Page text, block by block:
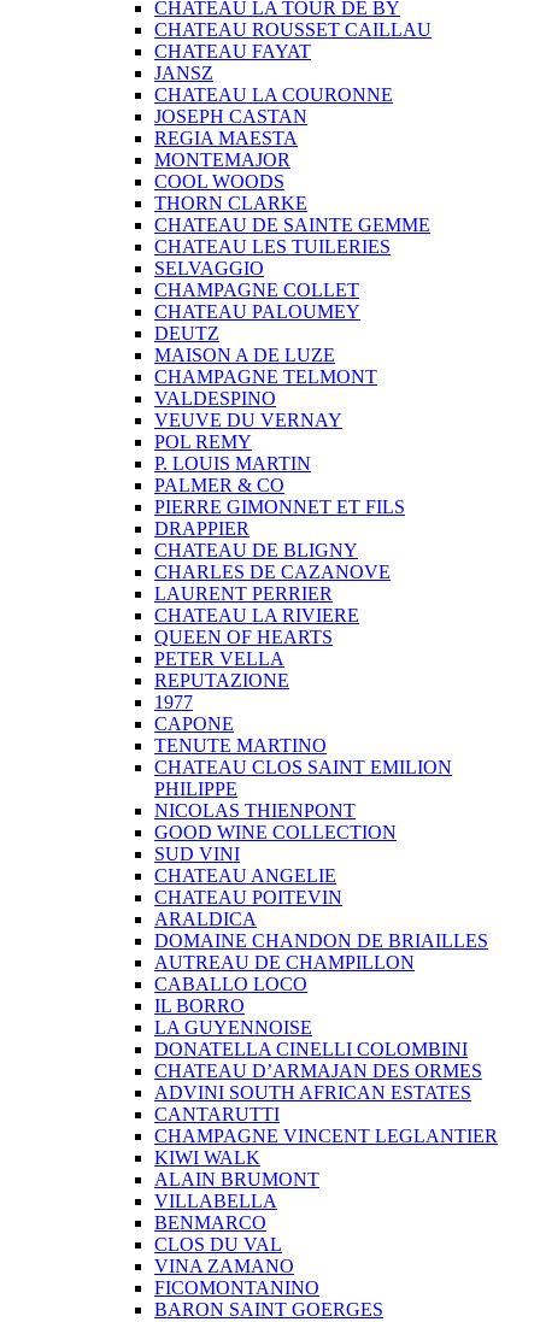
CHATEAU LA TOUR DE BY
CHATEAU ROUSSET CAILLAU
CHATEAU FAYAT
JANSZ
CHATEAU LA COURONNE
JOSEPH CASTAN
REGIA MAESTA
MONTEMAJOR
COOL WOODS
THORN CLARKE
CHATEAU DE SAINTE GEMME
CHATEAU LES TUILERIES
SELVAGGIO
CHAMPAGNE COLLET
CHATEAU PALOUMEY
DEUTZ
MAISON A DE LUZE
CHAMPAGNE TELMONT
VALDESPINO
VEUVE DU VERNAY
POL REMY
P. LOUIS MARTIN
PALMER & CO
PIERRE GIMONNET ET FILS
DRAPPIER
CHATEAU DE BLIGNY
CHARLES DE CAZANOVE
LAURENT PERRIER
CHATEAU LA RIVIERE
QUEEN OF HEARTS
PETER VELLA
REPUTAZIONE
1977
CAPONE
TENUTE MARTINO
CHATEAU CLOS SAINT EMILION
PHILIPPE
NICOLAS THIENPONT
GOOD WINE COLLECTION
SUD VINI
CHATEAU ANGELIE
CHATEAU POITEVIN
ARALDICA
DOMAINE CHANDON DE BRIAILLES
AUTREAU DE CHAMPILLON
CABALLO LOCO
IL BORRO
LA GUYENNOISE
DONATELLA CINELLI COLOMBINI
CHATEAU D’ARMAJAN DES ORMES
ADVINI SOUTH AFRICAN ESTATES
CANTARUTTI
CHAMPAGNE VINCENT LEGLANTIER
KIWI WALK
ALAIN BRUMONT
VILLABELLA
BENMARCO
CLOS DU VAL
VINA ZAMANO
FICOMONTANINO
BARON SAINT GOERGES